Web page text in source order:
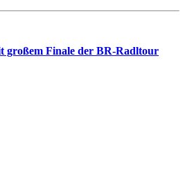
großem Finale der BR-Radltour